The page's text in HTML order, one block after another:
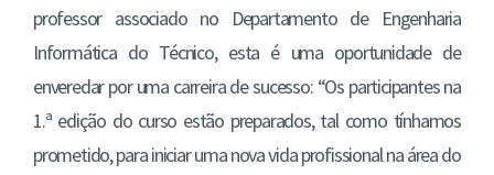
professor associado no Departamento de Engenharia
Informática do Técnico, esta é uma oportunidade de
enveredar por uma carreira de sucesso: “Os participantes na
1.ª edição do curso estão preparados, tal como tínhamos
prometido, para iniciar uma nova vida profissional na área do